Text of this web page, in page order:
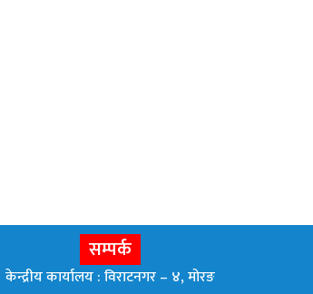
सम्पर्क
केन्द्रीय कार्यालय : विराटनगर – ४, मोरङ